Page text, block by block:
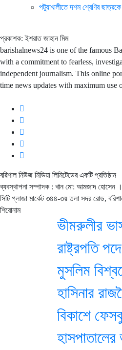
পটুয়াখালীতে দশম শ্রেণির ছাত্রকে
প্রকাশক: ইশরাত জাহান মিম
barishalnews24 is one of the famous
with a commitment to fearless,
independent journalism. This online
time news updates with maximum use
বরিশাল নিউজ মিডিয়া লিমিটেডের একটি প্রতিষ্ঠান
ব্যবস্থাপনা সম্পাদক : খান মো: আমজাদ হোসেন
সিটি প্লাজা মার্কেট ৩৪৪-৩য় তলা সদর রোড,
শিরোনাম
ভীমরুলীর
রাষ্ট্রপতি
মুসলিম
হাসিনার
বিকাশে
হাসপাতালের